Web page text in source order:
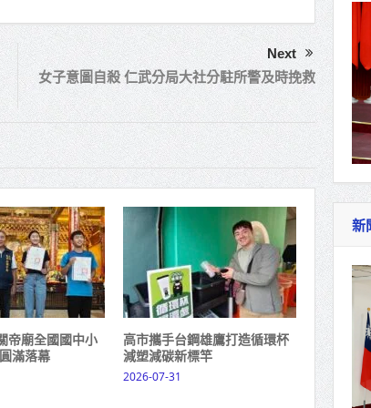
Next
女子意圖自殺 仁武分局大社分駐所警及時挽救
帝廟全國國中小
滿落幕
高市攜手台鋼雄鷹打造循環杯
減塑減碳新標竿
2026-07-31
新